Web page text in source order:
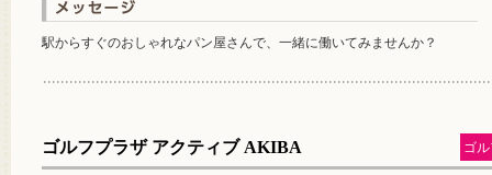
駅からすぐのおしゃれなパン屋さんで、一緒に働いてみませんか？
ゴルフプラザ アクティブ AKIBA ゴ